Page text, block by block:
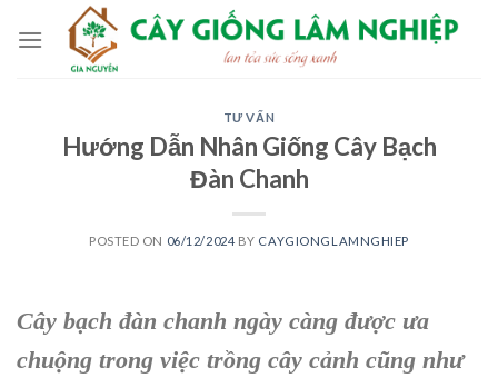
TƯ VẤN
Hướng Dẫn Nhân Giống Cây Bạch
Đàn Chanh
POSTED ON 06/12/2024 BY CAYGIONGLAMNGHIEP
Cây bạch đàn chanh ngày càng được ưa
chuộng trong việc trồng cây cảnh cũng như